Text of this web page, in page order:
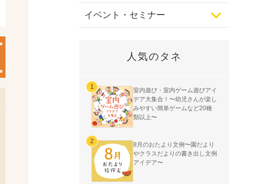
イベント・セミナー
人気のタネ
室内遊び・室内ゲーム遊びアイ
デア大集合！〜幼児さんが楽し
みやすい簡単ゲームなど20種
類以上〜
8月のおたより文例〜園だより
やクラスだよりの書き出し文例
アイデア〜